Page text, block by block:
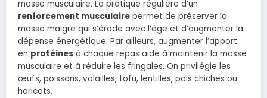
masse musculaire. La pratique régulière d’un
renforcement musculaire permet de préserver la
masse maigre qui s’érode avec l’âge et d’augmenter la
dépense énergétique. Par ailleurs, augmenter l’apport
en protéines à chaque repas aide à maintenir la masse
musculaire et à réduire les fringales. On privilégie les
œufs, poissons, volailles, tofu, lentilles, pois chiches ou
haricots.